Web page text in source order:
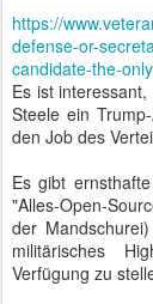
https://
defense-or-
candidate-the-
Es ist
Steele ein
den Job des
Es gibt
"Alles-Open-
der
militärisches
Verfügung zu